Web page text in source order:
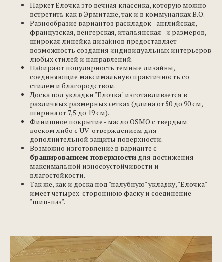
Паркет Елочка это вечная классика, которую можно
встретить как в Эрмитаже, так и в коммуналках В.О.
Разнообразие вариантов раскладок - английская,
французская, венгерская, итальянская - и размеров,
широкая линейка дизайнов предоставляет
возможность создания индивидуальных интерьеров
любых стилей и направлений.
Набирают популярность темные дизайны,
соединяющие максимальную практичность со
стилем и благородством.
Доска под укладки "Елочка" изготавливается в
различных размерных сетках (длина от 50 до 90 см,
ширина от 7,5 до 19 см).
Финишное покрытие - масло OSMO с твердым
воском либо с UV-отверждением для
дополнительной защиты поверхности.
Возможно изготовление в варианте с
брашированием поверхности для достижения
максимальной износоустойчивости и
влагостойкости.
Так же, как и доска под "палубную" укладку, "Елочка"
имеет четырех-стороннюю фаску и соединение
"шип-паз".